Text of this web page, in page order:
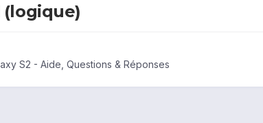
(logique)
S2 - Aide, Questions & Réponses